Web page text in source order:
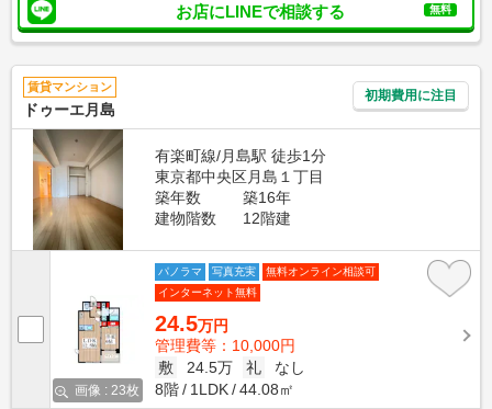
お店にLINEで相談する 無料
賃貸マンション
ドゥーエ月島
初期費用に注目
有楽町線/月島駅 徒歩1分
東京都中央区月島１丁目
築年数
築16年
建物階数
12階建
画像 : 23枚
パノラマ 写真充実
無料オンライン相談可
インターネット無料
24.5万円
管理費等：10,000円
敷
24.5万 礼
なし
8階
1LDK 44.08㎡